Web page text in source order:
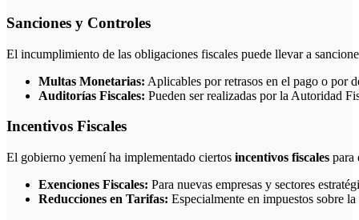
Sanciones y Controles
El incumplimiento de las obligaciones fiscales puede llevar a
Multas Monetarias: Aplicables por retrasos en el pago o por
Auditorías Fiscales: Pueden ser realizadas por la Autoridad
Incentivos Fiscales
El gobierno yemení ha implementado ciertos incentivos fiscales para
Exenciones Fiscales: Para nuevas empresas y sectores
Reducciones en Tarifas: Especialmente en impuestos sobre